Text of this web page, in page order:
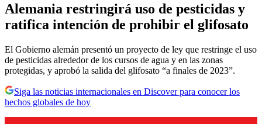
Alemania restringirá uso de pesticidas y
ratifica intención de prohibir el glifosato
El Gobierno alemán presentó un proyecto de ley que restringe el uso
de pesticidas alrededor de los cursos de agua y en las zonas
protegidas, y aprobó la salida del glifosato “a finales de 2023”.
Siga las noticias internacionales en Discover para conocer los
hechos globales de hoy